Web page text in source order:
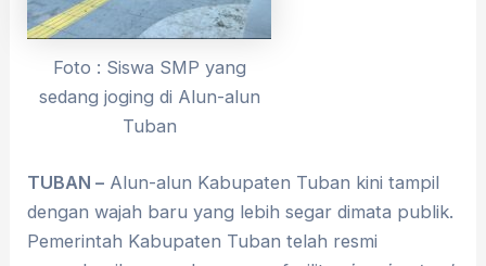
Foto : Siswa SMP yang
sedang joging di Alun-alun
Tuban
TUBAN – Alun-alun Kabupaten Tuban kini tampil
dengan wajah baru yang lebih segar dimata publik.
Pemerintah Kabupaten Tuban telah resmi